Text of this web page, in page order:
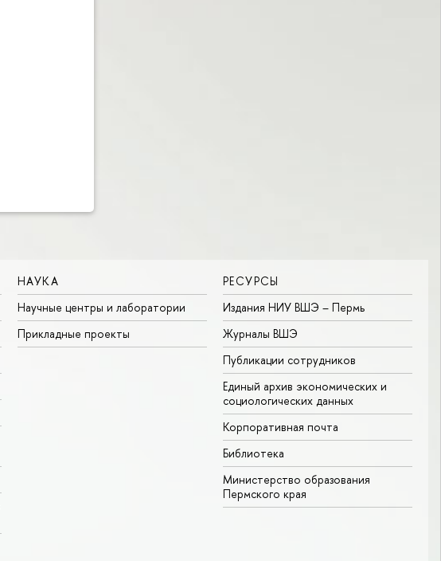
НАУКА
Научные центры и лаборатории
Прикладные проекты
РЕСУРСЫ
Издания НИУ ВШЭ ­– Пермь
Журналы ВШЭ
Публикации сотрудников
Единый архив экономических и
социологических данных
Корпоративная почта
Библиотека
Министерство образования
Пермского края